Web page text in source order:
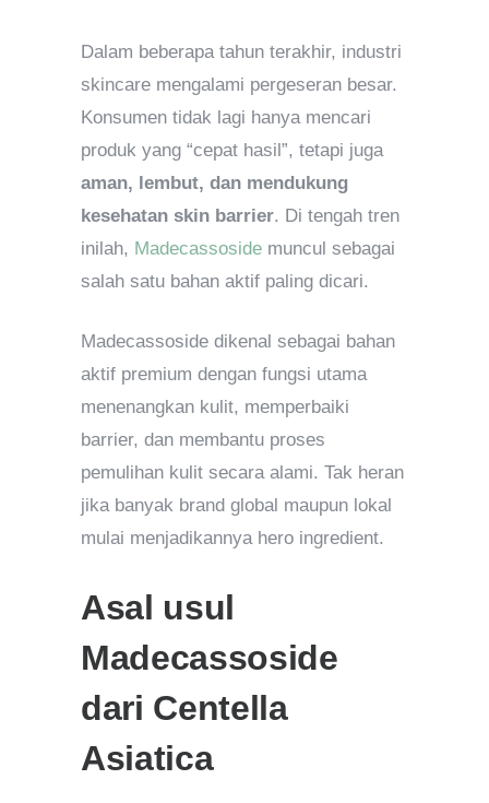
Dalam beberapa tahun terakhir, industri
skincare mengalami pergeseran besar.
Konsumen tidak lagi hanya mencari
produk yang “cepat hasil”, tetapi juga
aman, lembut, dan mendukung
kesehatan skin barrier. Di tengah tren
inilah, Madecassoside muncul sebagai
salah satu bahan aktif paling dicari.
Madecassoside dikenal sebagai bahan
aktif premium dengan fungsi utama
menenangkan kulit, memperbaiki
barrier, dan membantu proses
pemulihan kulit secara alami. Tak heran
jika banyak brand global maupun lokal
mulai menjadikannya hero ingredient.
Asal usul
Madecassoside
dari Centella
Asiatica